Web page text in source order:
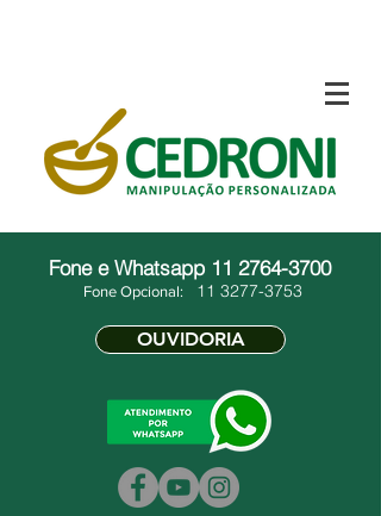
Fone e Whatsapp 11 2764-3700
Fone Opcional: 11 3277-3753
OUVIDORIA